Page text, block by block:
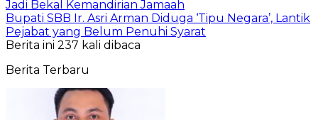
Jadi Bekal Kemandirian Jamaah
Bupati SBB Ir. Asri Arman Diduga ‘Tipu Negara’, Lantik
Pejabat yang Belum Penuhi Syarat
Berita ini 237 kali dibaca
Berita Terbaru